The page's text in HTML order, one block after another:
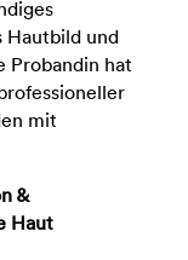
Hautbild und
Probandin hat
mit
&
Haut